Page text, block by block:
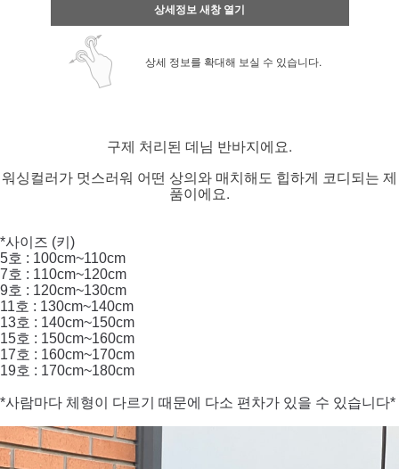
상세정보 새창 열기
상세 정보를 확대해 보실 수 있습니다.
구제 처리된 데님 반바지에요.
워싱컬러가 멋스러워 어떤 상의와 매치해도 힙하게 코디되는 제
품이에요.
*사이즈 (키)
5호 : 100cm~110cm
7호 : 110cm~120cm
9호 : 120cm~130cm
11호 : 130cm~140cm
13호 : 140cm~150cm
15호 : 150cm~160cm
17호 : 160cm~170cm
19호 : 170cm~180cm
*사람마다 체형이 다르기 때문에 다소 편차가 있을 수 있습니다*